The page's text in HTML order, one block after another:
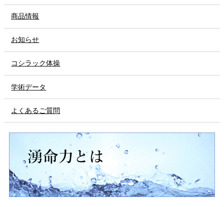
商品情報
お知らせ
コシラック体操
学術データ
よくあるご質問